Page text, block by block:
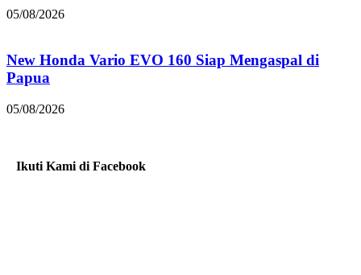
05/08/2026
New Honda Vario EVO 160 Siap Mengaspal di
Papua
05/08/2026
Ikuti Kami di Facebook